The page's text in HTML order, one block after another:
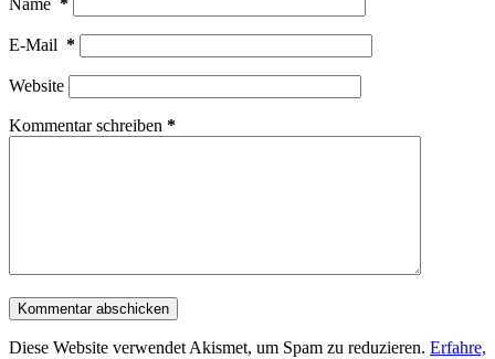
E-Mail *
Website
Kommentar schreiben *
Kommentar abschicken
Diese Website verwendet Akismet, um Spam zu reduzieren. Erfahre,